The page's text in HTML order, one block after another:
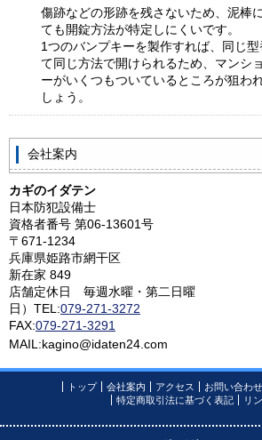
傷跡などの形跡を残さないため、泥棒
ても開錠方法が特定しにくいです。
1つのバンプキーを製作すれば、同じ
て同じ方法で開けられるため、マンシ
ーがいくつもついているところが狙わ
しょう。
会社案内
カギのイダテン
日本防犯設備士
資格者番号 第06-13601号
〒671-1234
兵庫県姫路市網干区
新在家
店舗定休日 毎週水曜・第二日曜 （
日） TEL:079-271-3272
FAX:079-271-3291
MAIL:kagino@idaten24.com
トップ 会社案内 アクセス お問い合わせ
特定商取引法に基づく表記
リ